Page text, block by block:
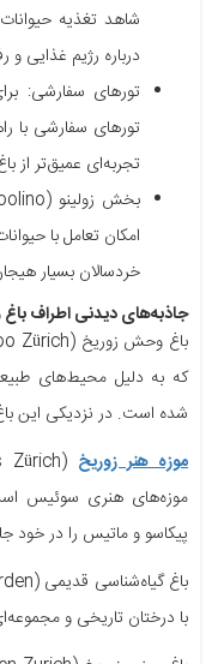
شاهد تغذیه
درباره رژیم غذایی
تورهای سفارشی:
تورهای سفارشی با
تجربه‌ای عمیق‌تر از
امکان تعامل با
خردسالان بسیار
جاذبه‌های دیدنی اطراف
که به دلیل محیط‌های
شده است. در نزدیکی این
موزه هنر زوریخ
موزه‌های هنری سوئیس
پیکاسو و ماتیس را در خود
با درختان تاریخی و